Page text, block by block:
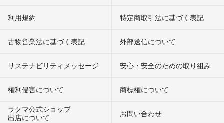
利用規約 特定商取引法に基づく表記
古物営業法に基づく表記 外部送信について
サステナビリティメッセージ 安心・安全のための取り組み
権利侵害について
商標権について
ラクマ公式ショップ
出店について
お問い合わせ